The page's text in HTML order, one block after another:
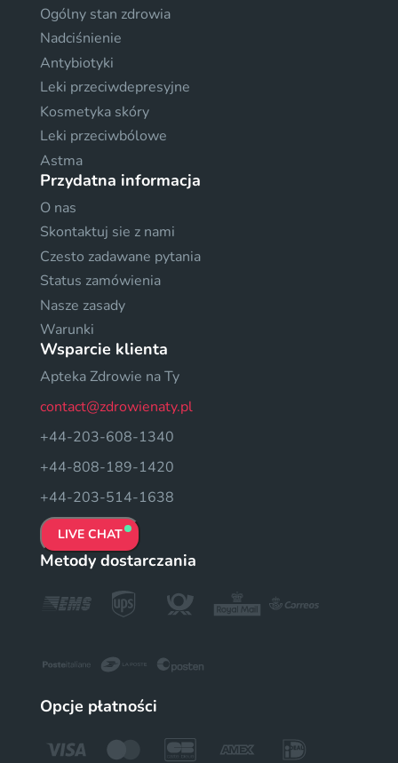
Ogólny stan zdrowia
Nadciśnienie
Antybiotyki
Leki przeciwdepresyjne
Kosmetyka skóry
Leki przeciwbólowe
Astma
Przydatna informacja
O nas
Skontaktuj sie z nami
Czesto zadawane pytania
Status zamówienia
Nasze zasady
Warunki
Wsparcie klienta
Apteka Zdrowie na Ty
contact@zdrowienaty.pl
+44-203-608-1340
+44-808-189-1420
+44-203-514-1638
LIVE CHAT
Metody dostarczania
Opcje płatności